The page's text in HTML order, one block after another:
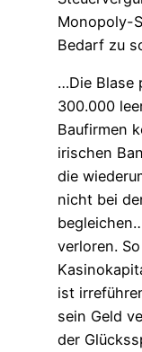
Monopoly-
Bedarf zu
…Die Blase
300.000
Baufirmen
irischen
die
nicht bei
verloren.
ist
sein Geld
der